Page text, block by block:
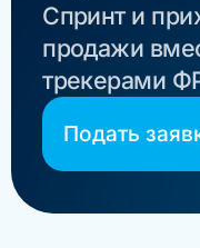
Спринт и
продажи
трекерами
Подать